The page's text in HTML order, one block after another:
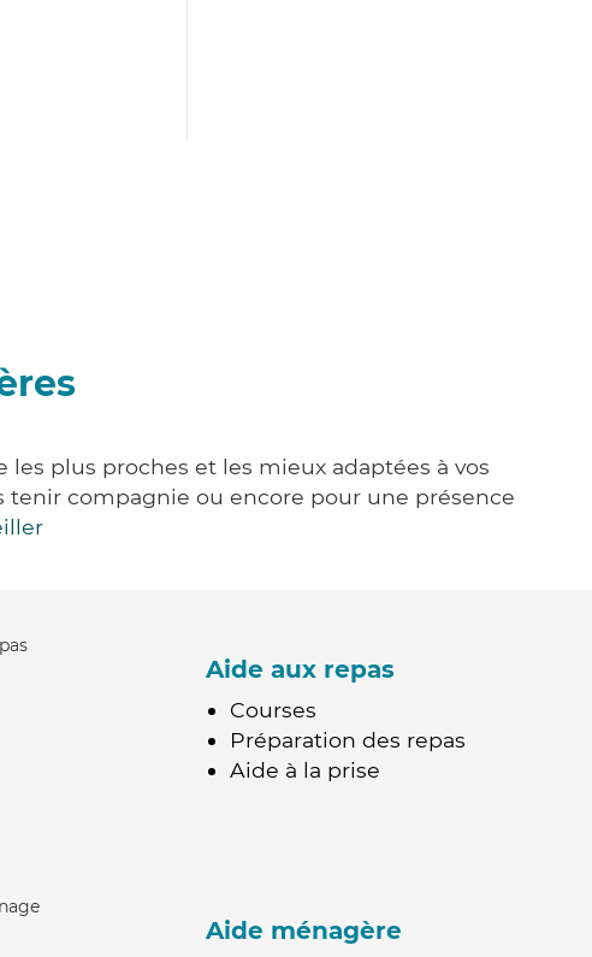
plus proches et les mieux adaptées à vos
tenir compagnie ou encore pour une présence
Aide aux repas
Courses
Préparation des repas
Aide à la prise
Aide ménagère